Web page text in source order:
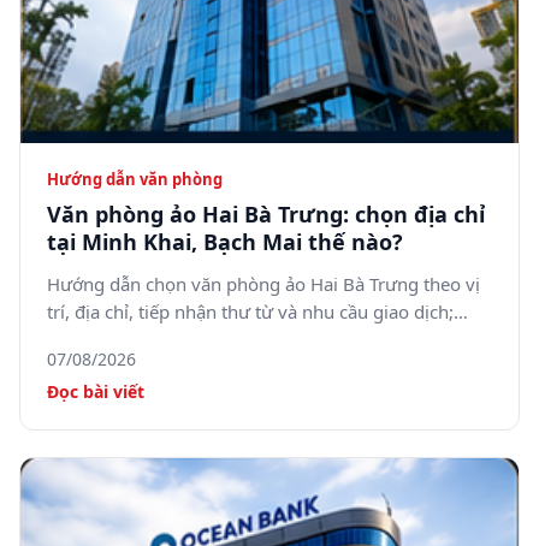
Hướng dẫn văn phòng
Văn phòng ảo Hai Bà Trưng: chọn địa chỉ
tại Minh Khai, Bạch Mai thế nào?
Hướng dẫn chọn văn phòng ảo Hai Bà Trưng theo vị
trí, địa chỉ, tiếp nhận thư từ và nhu cầu giao dịch;
Mai.
07/08/2026
Đọc bài viết